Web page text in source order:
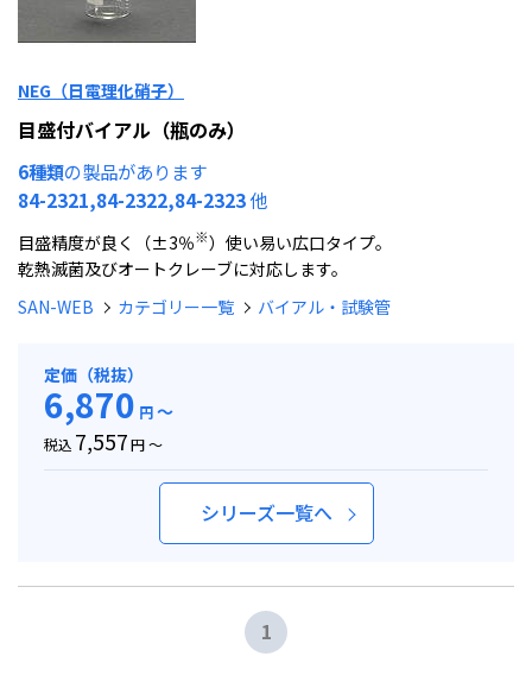
NEG（日電理化硝子）
目盛付バイアル（瓶のみ）
6種類の製品があります
84-2321,84-2322,84-2323他
目盛精度が良く（±3％※）使い易い広口タイプ。
乾熱滅菌及びオートクレーブに対応します。
SAN-WEB
カテゴリー一覧 バイアル・試験管
定価（税抜）
6,870 円～
税込 7,557円 ～
シリーズ一覧へ
1